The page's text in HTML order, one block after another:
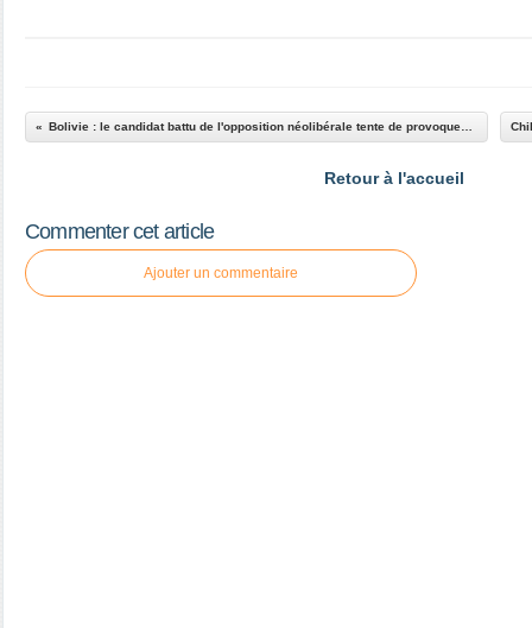
Retour à l'accueil
Commenter cet article
Ajouter un commentaire